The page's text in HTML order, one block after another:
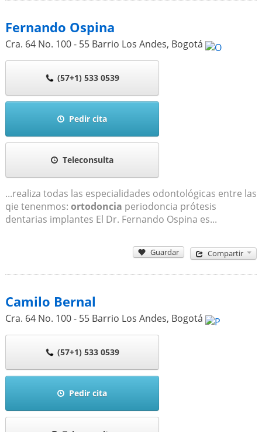
Fernando Ospina
Cra. 64 No. 100 - 55 Barrio Los Andes, Bogotá
(57+1) 533 0539
Pedir cita
Teleconsulta
...realiza todas las especialidades odontológicas entre las
qie tenenmos: ortodoncia periodoncia prótesis
dentarias implantes El Dr. Fernando Ospina es...
Guardar Compartir
Camilo Bernal
Cra. 64 No. 100 - 55 Barrio Los Andes, Bogotá
(57+1) 533 0539
Pedir cita